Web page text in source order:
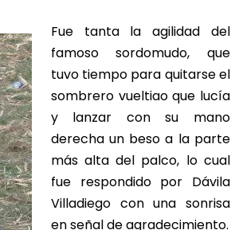
Fue tanta la agilidad del
famoso sordomudo, que
tuvo tiempo para quitarse el
sombrero vueltiao que lucía
y lanzar con su mano
derecha un beso a la parte
más alta del palco, lo cual
fue respondido por Dávila
Villadiego con una sonrisa
en señal de agradecimiento.